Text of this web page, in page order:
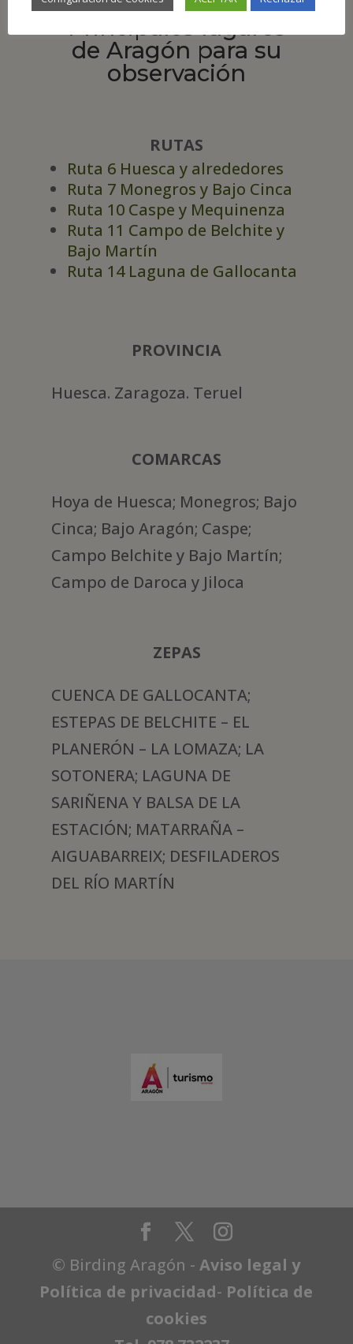
Principales lugares
de Aragón para su
observación
RUTAS
Ruta 6 Huesca y alrededores
Ruta 7 Monegros y Bajo Cinca
Ruta 10 Caspe y Mequinenza
Ruta 11 Campo de Belchite y
Bajo Martín
Ruta 14 Laguna de Gallocanta
PROVINCIA
Huesca. Zaragoza. Teruel
COMARCAS
Hoya de Huesca; Monegros; Bajo
Cinca; Bajo Aragón; Caspe;
Campo Belchite y Bajo Martín;
Campo de Daroca y Jiloca
ZEPAS
CUENCA DE GALLOCANTA;
ESTEPAS DE BELCHITE – EL
PLANERÓN – LA LOMAZA; LA
SOTONERA; LAGUNA DE
SARIÑENA Y BALSA DE LA
ESTACIÓN; MATARRAÑA –
AIGUABARREIX; DESFILADEROS
DEL RÍO MARTÍN
© Birding Aragón -Aviso legal y
Política de privacidad- Política de
cookies